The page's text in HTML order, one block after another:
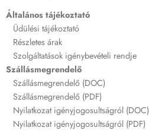
Általános tájékoztató
Üdülési tájékoztató
Részletes árak
Szolgáltatások igénybevételi rendje
Szállásmegrendelő
Szállásmegrendelő (DOC)
Szállásmegrendelő (PDF)
Nyilatkozat igényjogosultságról (DOC)
Nyilatkozat igényjogosultságról (PDF)